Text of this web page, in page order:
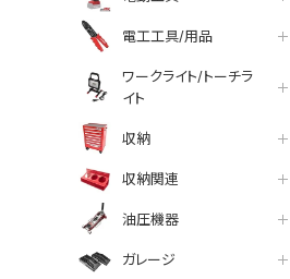
電工工具/用品
ワークライト/トーチラ
イト
収納
収納関連
油圧機器
ガレージ